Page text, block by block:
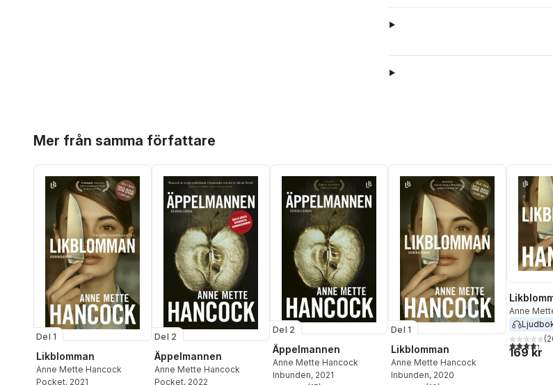
Mer från samma författare
Del 1
Likblomman
Anne Mette Hancock
Pocket, 2021
Del 2
Äppelmannen
Anne Mette Hancock
Pocket, 2022
Del 2
Äppelmannen
Anne Mette Hancock
Inbunden, 2021
Del 1
Likblomman
Anne Mette Hancock
Inbunden, 2020
Anne
4,3utav 5(
169 kr